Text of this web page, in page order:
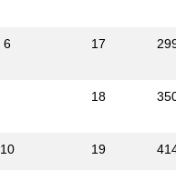
6 17
18
10 19